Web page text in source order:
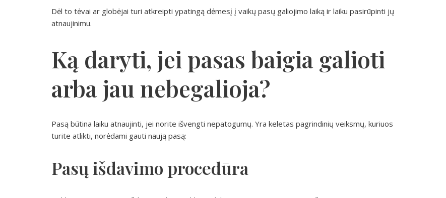
Dėl to tėvai ar globėjai turi atkreipti ypatingą dėmesį į vaikų pasų galiojimo laiką ir laiku pasirūpinti jų
atnaujinimu.
Ką daryti, jei pasas baigia galioti
arba jau nebegalioja?
Pasą būtina laiku atnaujinti, jei norite išvengti nepatogumų. Yra keletas pagrindinių veiksmų, kuriuos
turite atlikti, norėdami gauti naują pasą:
Pasų išdavimo procedūra